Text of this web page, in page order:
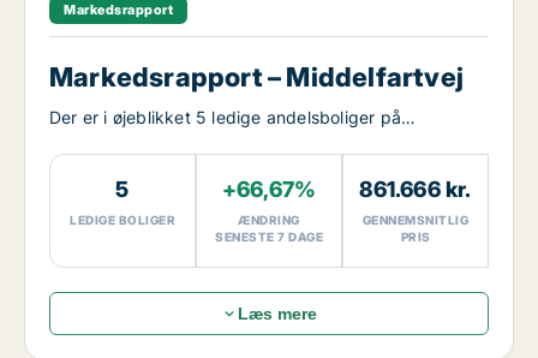
Markedsrapport
Markedsrapport – Middelfartvej
Der er i øjeblikket 5 ledige andelsboliger på
5
LEDIGE BOLIGER
+66,67%
ÆNDRING
SENESTE 7 DAGE
861.666 kr.
GENNEMSNITLIG
PRIS
Læs mere